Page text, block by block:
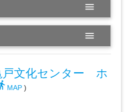
menu
menu
戸文化センター ホ
MAP)